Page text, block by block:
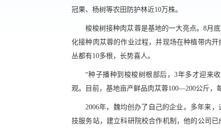
冠果、杨树等农田防护林近10万株。
梭梭树接种肉苁蓉是基地的一大亮点。8月
化接种肉苁蓉的作业过程，并现场在种植带内
丛都有10多根，长势喜人。
“种子播种到梭梭树根部后，3年多才迎来
观。目前，基地亩产鲜品肉苁蓉100—200公斤，
2006年，魏均创办了自己的企业。多年来
技服务站，建立科研院校合作机制，他的公司